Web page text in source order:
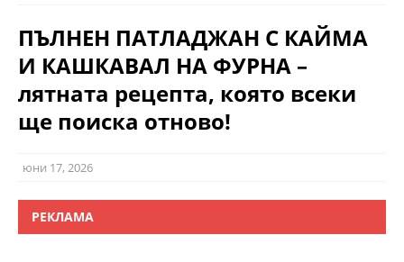
ПЪЛНЕН ПАТЛАДЖАН С КАЙМА
И КАШКАВАЛ НА ФУРНА –
лятната рецепта, която всеки
ще поиска отново!
юни 17, 2026
РЕКЛАМА